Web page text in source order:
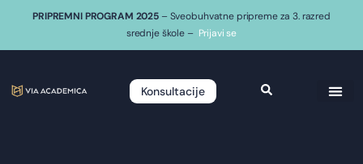
PRIPREMNI PROGRAM 2025 – Sveobuhvatne pripreme za 3. razred
srednje škole – Prijavi se
Konsultacije